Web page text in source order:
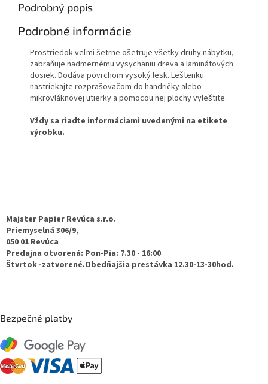
Podrobný popis
Podrobné informácie
Prostriedok veľmi šetrne ošetruje všetky druhy nábytku,
zabraňuje nadmernému vysychaniu dreva a laminátových
dosiek. Dodáva povrchom vysoký lesk. Leštenku
nastriekajte rozprašovačom do handričky alebo
mikrovláknovej utierky a pomocou nej plochy vyleštite.
Vždy sa riaďte informáciami uvedenými na etikete
výrobku.
Majster Papier Revúca s.r.o.
Priemyselná 306/9,
050 01 Revúca
Predajna otvorená: Pon-Pia: 7.30 - 16:00
Štvrtok -zatvorené.Obedňajšia prestávka 12.30-13-30hod.
Bezpečné platby